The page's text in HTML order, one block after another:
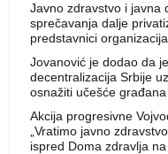
Javno zdravstvo i javna
sprečavanja dalje
predstavnici
Jovanović je dodao da
decentralizacija Srbije
osnažiti učešće
Akcija progresivne
„Vratimo javno
ispred Doma zdravlja